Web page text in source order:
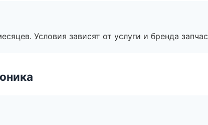
Условия зависят от услуги и бренда